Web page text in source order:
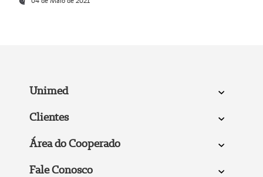
Unimed
Clientes
Área do Cooperado
Fale Conosco